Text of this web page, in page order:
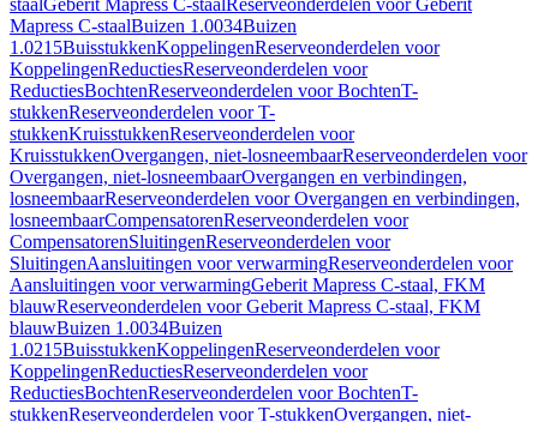
staalGeberit Mapress C-staalReserveonderdelen voor Geberit
Mapress C-staalBuizen 1.0034Buizen
1.0215BuisstukkenKoppelingenReserveonderdelen voor
KoppelingenReductiesReserveonderdelen voor
ReductiesBochtenReserveonderdelen voor BochtenT-
stukkenReserveonderdelen voor T-
stukkenKruisstukkenReserveonderdelen voor
KruisstukkenOvergangen, niet-losneembaarReserveonderdelen voor
Overgangen, niet-losneembaarOvergangen en verbindingen,
losneembaarReserveonderdelen voor Overgangen en verbindingen,
losneembaarCompensatorenReserveonderdelen voor
CompensatorenSluitingenReserveonderdelen voor
SluitingenAansluitingen voor verwarmingReserveonderdelen voor
Aansluitingen voor verwarmingGeberit Mapress C-staal, FKM
blauwReserveonderdelen voor Geberit Mapress C-staal, FKM
blauwBuizen 1.0034Buizen
1.0215BuisstukkenKoppelingenReserveonderdelen voor
KoppelingenReductiesReserveonderdelen voor
ReductiesBochtenReserveonderdelen voor BochtenT-
stukkenReserveonderdelen voor T-stukkenOvergangen, niet-